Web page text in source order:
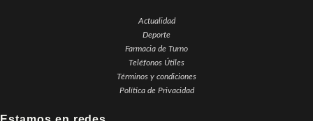
Actualidad
Deporte
Farmacia de Turno
Teléfonos Útiles
Términos y condiciones
Política de Privacidad